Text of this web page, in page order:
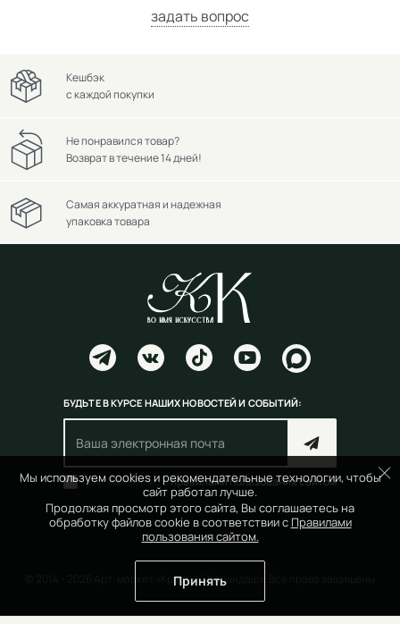
задать вопрос
Мы используем cookies и рекомендательные технологии, чтобы
сайт работал лучше.
Продолжая просмотр этого сайта, Вы соглашаетесь на
обработку файлов cookie в соответствии с Правилами
пользования сайтом.
Принять
Кешбэк
с каждой покупки
Не понравился товар?
Возврат в течение 14 дней!
Самая аккуратная и надежная
упаковка товара
БУДЬТЕ В КУРСЕ НАШИХ НОВОСТЕЙ И СОБЫТИЙ:
Согласен(на) справилами пользования сайтом
© 2014 - 2026 Арт-маркет «Красный Карандаш». Все права защищены